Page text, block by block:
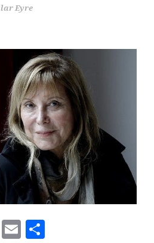
Eyre
Telegram
Email